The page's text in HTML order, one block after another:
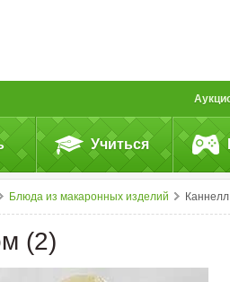
Учиться
Блюда из макаронных изделий Каннеллони с&nbsp;мясом (2)
(2)